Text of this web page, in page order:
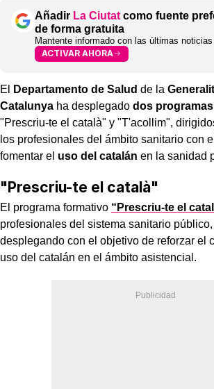
Añadir La Ciutat como fuente
de forma gratuita
Mantente informado con las últimas
ACTIVAR AHORA
El Departamento de Salud de la
Catalunya ha desplegado dos
"Prescriu-te el català" y "T'acollim",
los profesionales del ámbito sanitario con
fomentar el uso del catalán en la sanidad
"Prescriu-te el català"
El programa formativo “Prescriu-te el
profesionales del sistema sanitario
desplegando con el objetivo de reforzar el
uso del catalán en el ámbito asistencial.